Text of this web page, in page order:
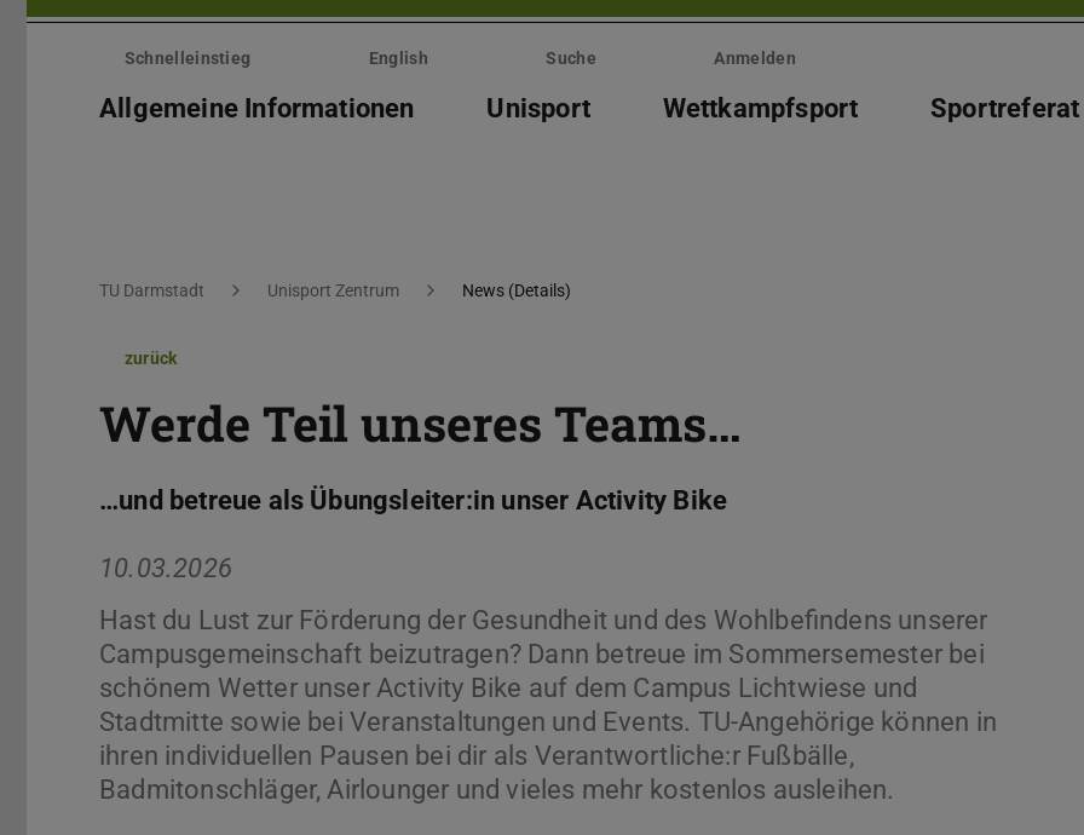
Menü
überspringenSchnelleinstieg English Suche Anmelden
Allgemeine Informationen Unisport Wettkampfsport Sportreferat
Sie befinden sich hier:
TU Darmstadt Unisport Zentrum News (Details)
zurück
Werde Teil unseres Teams…
…und betreue als Übungsleiter:in unser Activity Bike
10.03.2026
Hast du Lust zur Förderung der Gesundheit und des Wohlbefindens unserer
Campusgemeinschaft beizutragen? Dann betreue im Sommersemester bei
schönem Wetter unser Activity Bike auf dem Campus Lichtwiese und
Stadtmitte sowie bei Veranstaltungen und Events. TU-Angehörige können in
ihren individuellen Pausen bei dir als Verantwortliche:r Fußbälle,
Badmitonschläger, Airlounger und vieles mehr kostenlos ausleihen.